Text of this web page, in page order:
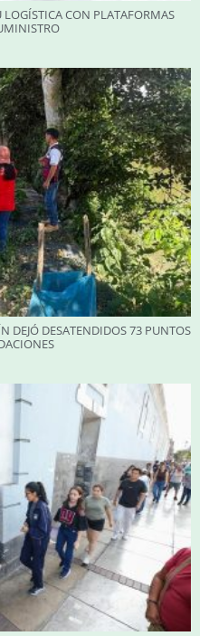
LOGÍSTICA CON PLATAFORMAS
DEJÓ DESATENDIDOS 73 PUNTOS